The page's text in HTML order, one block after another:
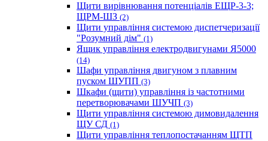
Щити вирівнювання потенціалів ЕЩР-3-3;
ЩРМ-ШЗ (2)
Щити управління системою диспетчеризації
"Розумний дім" (1)
Ящик управління електродвигунами Я5000
(14)
Шафи управління двигуном з плавним
пуском ШУПП (3)
Шкафи (щити) управління із частотними
перетворювачами ШУЧП (3)
Щити управління системою димовидалення
ЩУ СД (1)
Щити управління теплопостачанням ЩТП